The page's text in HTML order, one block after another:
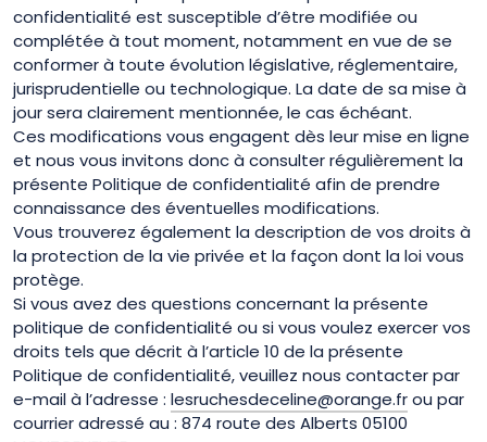
confidentialité est susceptible d’être modifiée ou
complétée à tout moment, notamment en vue de se
conformer à toute évolution législative, réglementaire,
jurisprudentielle ou technologique. La date de sa mise à
jour sera clairement mentionnée, le cas échéant.
Ces modifications vous engagent dès leur mise en ligne
et nous vous invitons donc à consulter régulièrement la
présente Politique de confidentialité afin de prendre
connaissance des éventuelles modifications.
Vous trouverez également la description de vos droits à
la protection de la vie privée et la façon dont la loi vous
protège.
Si vous avez des questions concernant la présente
politique de confidentialité ou si vous voulez exercer vos
droits tels que décrit à l’article 10 de la présente
Politique de confidentialité, veuillez nous contacter par
e-mail à l’adresse : lesruchesdeceline@orange.frou par
courrier adressé au : 874 route des Alberts 05100